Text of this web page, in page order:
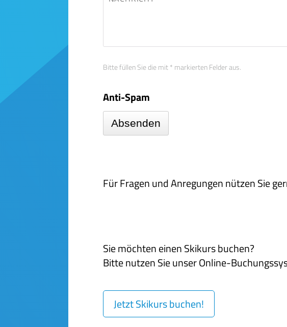
Bitte füllen Sie die mit * markierten Felder aus.
Anti-Spam
Absenden
Für Fragen und Anregungen nützen Sie
Sie möchten einen Skikurs buchen?
Bitte nutzen Sie unser Online-
Jetzt Skikurs buchen!